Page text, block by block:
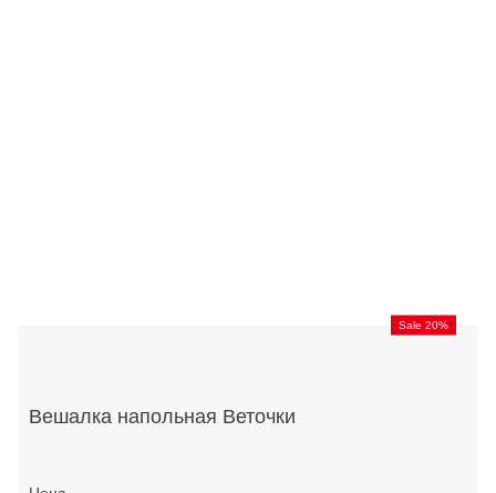
Sale 20%
Вешалка напольная Веточки